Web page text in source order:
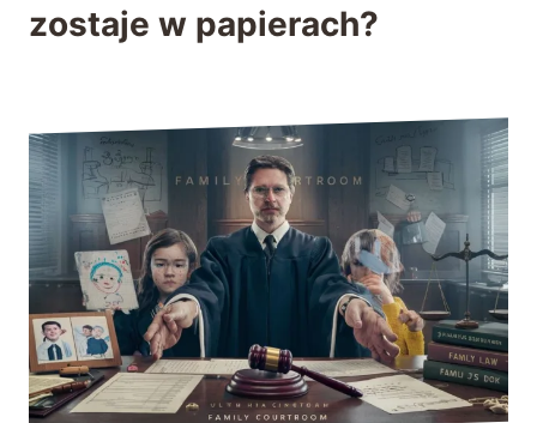
zostaje w papierach?